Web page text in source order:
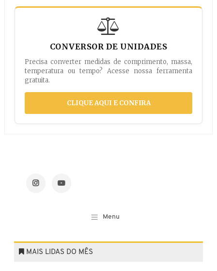
CONVERSOR DE UNIDADES
Precisa converter medidas de comprimento, massa,
temperatura ou tempo? Acesse nossa ferramenta
gratuita.
CLIQUE AQUI E CONFIRA
MAIS LIDAS DO MÊS